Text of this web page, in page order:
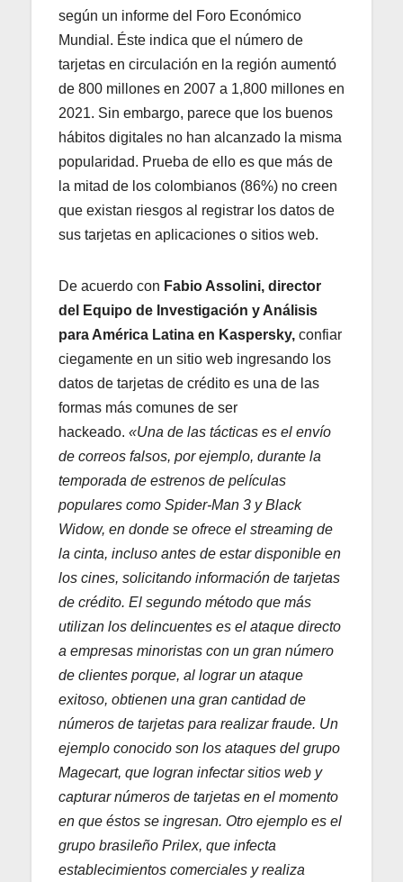
según un informe del Foro Económico
Mundial. Éste indica que el número de
tarjetas en circulación en la región aumentó
de 800 millones en 2007 a 1,800 millones en
2021. Sin embargo, parece que los buenos
hábitos digitales no han alcanzado la misma
popularidad. Prueba de ello es que más de
la mitad de los colombianos (86%) no creen
que existan riesgos al registrar los datos de
sus tarjetas en aplicaciones o sitios web.
De acuerdo con Fabio Assolini, director
del Equipo de Investigación y Análisis
para América Latina en Kaspersky, confiar
ciegamente en un sitio web ingresando los
datos de tarjetas de crédito es una de las
formas más comunes de ser
hackeado. «Una de las tácticas es el envío
de correos falsos, por ejemplo, durante la
temporada de estrenos de películas
populares como Spider-Man 3 y Black
Widow, en donde se ofrece el streaming de
la cinta, incluso antes de estar disponible en
los cines, solicitando información de tarjetas
de crédito. El segundo método que más
utilizan los delincuentes es el ataque directo
a empresas minoristas con un gran número
de clientes porque, al lograr un ataque
exitoso, obtienen una gran cantidad de
números de tarjetas para realizar fraude. Un
ejemplo conocido son los ataques del grupo
Magecart, que logran infectar sitios web y
capturar números de tarjetas en el momento
en que éstos se ingresan. Otro ejemplo es el
grupo brasileño Prilex, que infecta
establecimientos comerciales y realiza